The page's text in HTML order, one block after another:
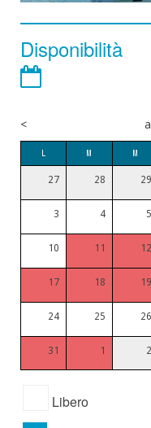
Disponibilità
<
L M M
27 28 29
3 4 5
10 11 12
17 18 19
24 25 26
31 1 2
Libero